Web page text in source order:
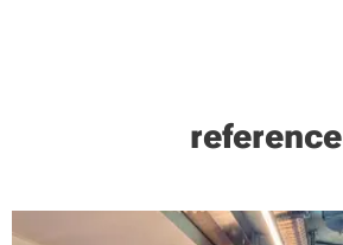
reference